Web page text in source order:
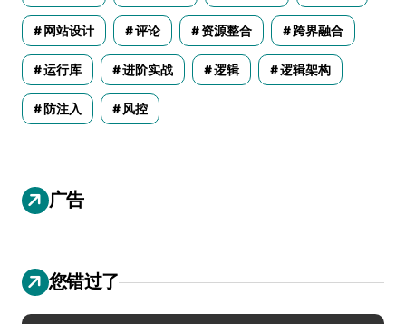
网站设计 评论 资源整合 跨界融合
运行库 进阶实战 逻辑 逻辑架构
防注入 风控
广告
您错过了